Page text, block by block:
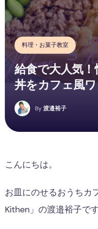
料理・お菓子教室
給食で大人気
丼をカフェ風
By渡邉裕子
こんにちは。
お皿にのせるおうちカ
Kithen」の渡邉裕子です